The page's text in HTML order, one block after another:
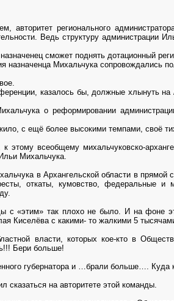
авторитет регионального
Ведь структуру администрации
сможет поднять дотационный
назначенца Михальчука сопровождались
казалось бы, должные хлынуть на
о реформировании
с ещё более высокими темпами, своё
всеобщему михальчуковско-
Михальчука.
в Архангельской области в прямой
откаты, кумовство, федеральные
с «этим» так плохо не было. И на фоне
Киселёва с какими- то жалкими 5
власти, которых кое-кто в
Бери больше!
губернатора и …брали больше…. Куда
сказаться на авторитете этой команды.